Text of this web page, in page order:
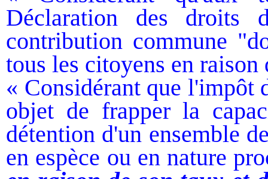
Déclaration des
contribution commune
tous les citoyens en
« Considérant que l'impôt
objet de frapper la
détention d'un ensemble
en espèce ou en nature